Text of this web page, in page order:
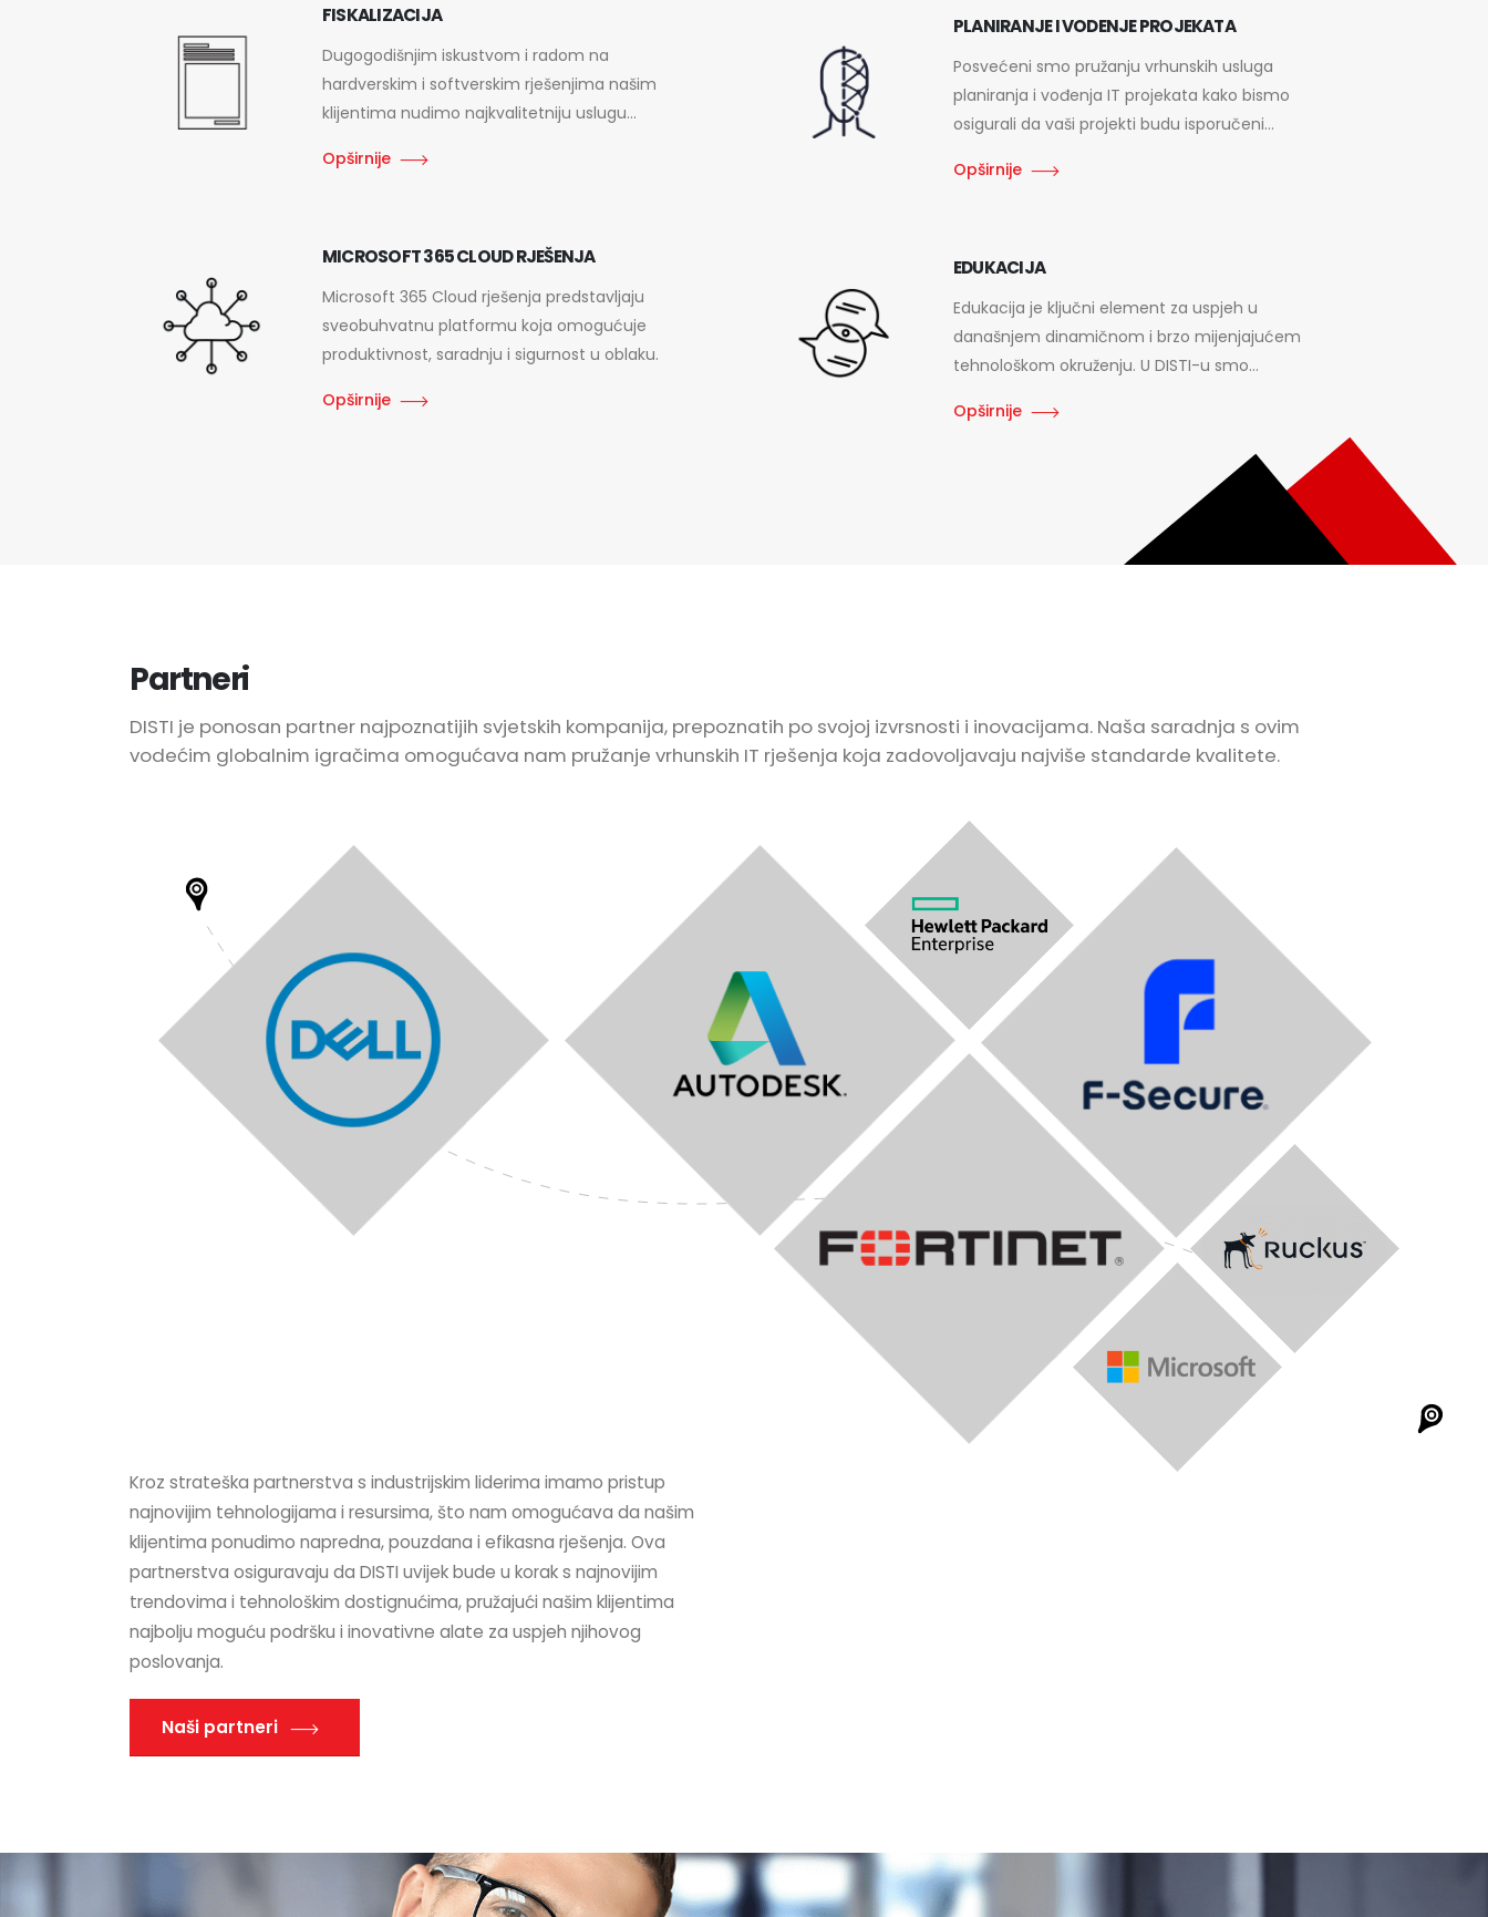
FISKALIZACIJA
Dugogodišnjim iskustvom i radom na
hardverskim i softverskim rješenjima našim
klijentima nudimo najkvalitetniju uslugu...
Opširnije
MICROSOFT 365 CLOUD RJEŠENJA
Microsoft 365 Cloud rješenja predstavljaju
sveobuhvatnu platformu koja omogućuje
produktivnost, saradnju i sigurnost u oblaku.
Opširnije
PLANIRANJE I VODENJE PROJEKATA
Posvećeni smo pružanju vrhunskih usluga
planiranja i vođenja IT projekata kako bismo
osigurali da vaši projekti budu isporučeni...
Opširnije
EDUKACIJA
Edukacija je ključni element za uspjeh u
današnjem dinamičnom i brzo mijenjajućem
tehnološkom okruženju. U DISTI-u smo...
Opširnije
Partneri
DISTI je ponosan partner najpoznatijih svjetskih kompanija, prepoznatih po svojoj izvrsnosti i inovacijama. Naša saradnja s ovim
vodećim globalnim igračima omogućava nam pružanje vrhunskih IT rješenja koja zadovoljavaju najviše standarde kvalitete.
Kroz strateška partnerstva s industrijskim liderima imamo pristup
najnovijim tehnologijama i resursima, što nam omogućava da našim
klijentima ponudimo napredna, pouzdana i efikasna rješenja. Ova
partnerstva osiguravaju da DISTI uvijek bude u korak s najnovijim
trendovima i tehnološkim dostignućima, pružajući našim klijentima
najbolju moguću podršku i inovativne alate za uspjeh njihovog
poslovanja.
Naši partneri